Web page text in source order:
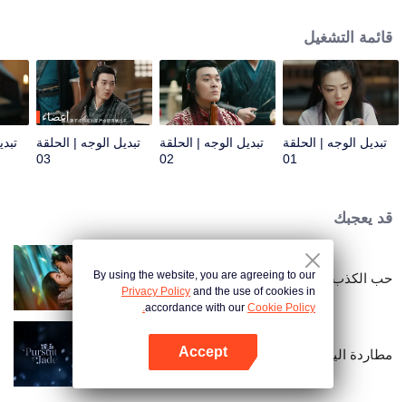
قائمة التشغيل
تبديل الوجه | الحلقة
01
تبديل الوجه | الحلقة
02
أعضاء
تبديل الوجه | الحلقة
03
قد يعجبك
حب الكذب
مطاردة اليشم (النسخة الإنجليزية)
By using the website, you are agreeing to our
Privacy Policy and the use of cookies in
accordance with our Cookie Policy.
Accept